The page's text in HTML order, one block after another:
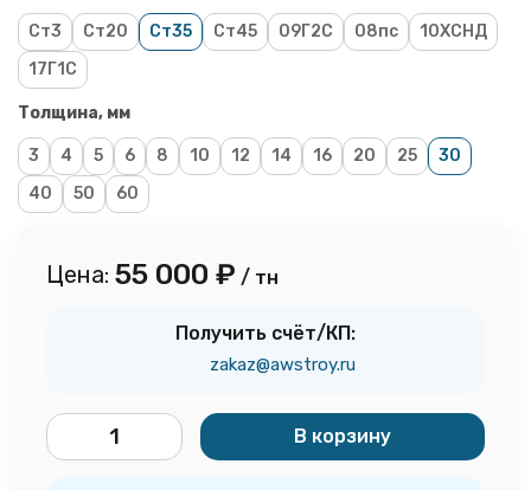
Ст3 Ст20 Ст35 Ст45 09Г2С 08пс
10ХСНД
17Г1С
Толщина, мм
3 4 5 6 8 10 12 14 16 20 25
30
40
50 60
Цена: 55 000 ₽ / тн
Получить счёт/КП:
zakaz@awstroy.ru
В корзину